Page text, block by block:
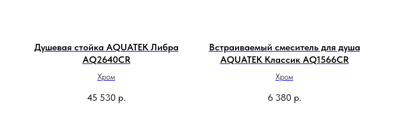
Душевая стойка AQUATEK Либра
AQ2640CR
Хром
45 530 р.
Встраиваемый смеситель для душа
AQUATEK Классик AQ1566CR
Хром
6 380 р.